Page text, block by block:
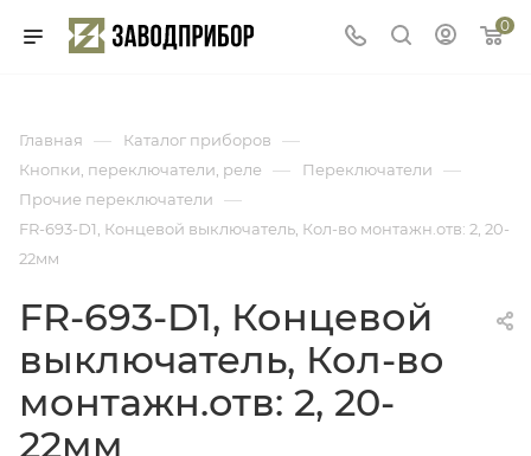
0
Главная — Каталог приборов —
Кнопки, переключатели, реле — Переключатели —
Прочие переключатели —
FR-693-D1, Концевой выключатель, Кол-во монтажн.отв: 2, 20-
22мм
FR-693-D1, Концевой
выключатель, Кол-во
монтажн.отв: 2, 20-
22мм